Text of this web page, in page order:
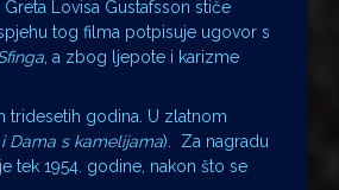
Lovisa Gustafsson stiče
tog filma potpisuje ugovor s
, a zbog ljepote i karizme
tridesetih godina. U zlatnom
Dama s kamelijama). Za nagradu
tek 1954. godine, nakon što se